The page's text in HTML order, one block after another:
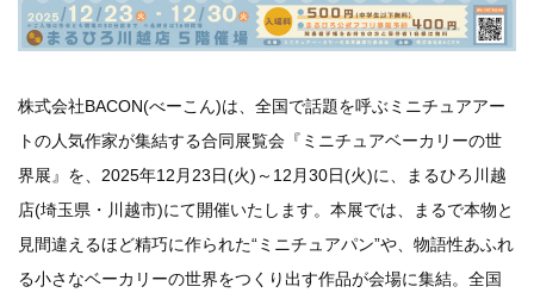
株式会社BACON(べーこん)は、全国で話題を呼ぶミニチュアアー
トの人気作家が集結する合同展覧会『ミニチュアベーカリーの世
界展』を、 2025年12 月 23日(火) ～ 12 月30日(火)に、まるひろ川越
店(埼玉県・川越市)にて開催いたします。本展では、まるで本物と
見間違えるほど精巧に作られた“ミニチュアパン”や、物語性あふれ
る小さなベーカリーの世界をつくり出す作品が会場に集結。全国